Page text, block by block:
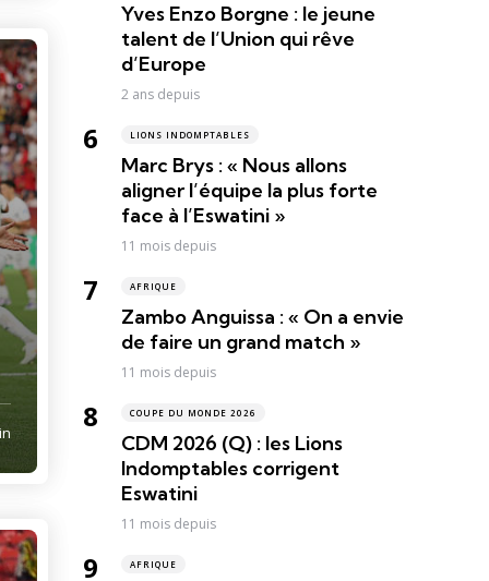
Yves Enzo Borgne : le jeune
talent de l’Union qui rêve
d’Europe
2 ans depuis
LIONS INDOMPTABLES
Marc Brys : « Nous allons
aligner l’équipe la plus forte
face à l’Eswatini »
11 mois depuis
AFRIQUE
Zambo Anguissa : « On a envie
de faire un grand match »
11 mois depuis
COUPE DU MONDE 2026
CDM 2026 (Q) : les Lions
Indomptables corrigent
Eswatini
11 mois depuis
AFRIQUE